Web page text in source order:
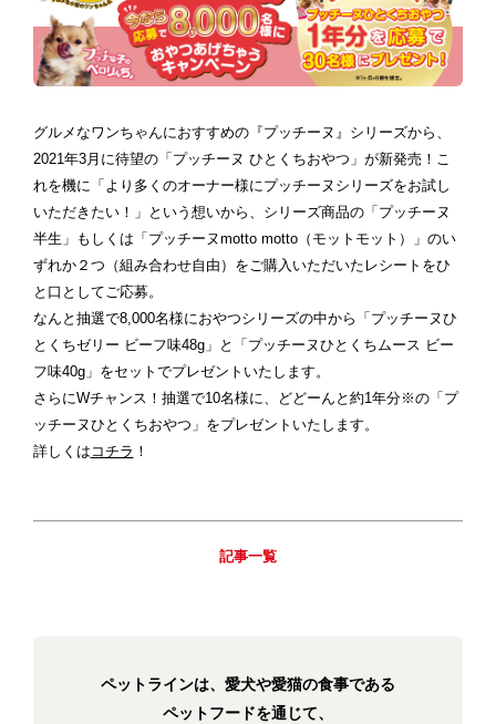
グルメなワンちゃんにおすすめの『プッチーヌ』シリーズから、
2021年3月に待望の「プッチーヌ ひとくちおやつ」が新発売！こ
れを機に「より多くのオーナー様にプッチーヌシリーズをお試し
いただきたい！」という想いから、シリーズ商品の「プッチーヌ
半生」もしくは「プッチーヌmotto motto（モットモット）」のい
ずれか２つ（組み合わせ自由）をご購入いただいたレシートをひ
と口としてご応募。
なんと抽選で8,000名様におやつシリーズの中から「プッチーヌひ
とくちゼリー ビーフ味48g」と「プッチーヌひとくちムース ビー
フ味40g」をセットでプレゼントいたします。
さらにWチャンス！抽選で10名様に、どどーんと約1年分※の「プ
ッチーヌひとくちおやつ」をプレゼントいたします。
詳しくは コチラ ！
記事一覧
ペットラインは、愛犬や愛猫の食事である
ペットフードを通じて、